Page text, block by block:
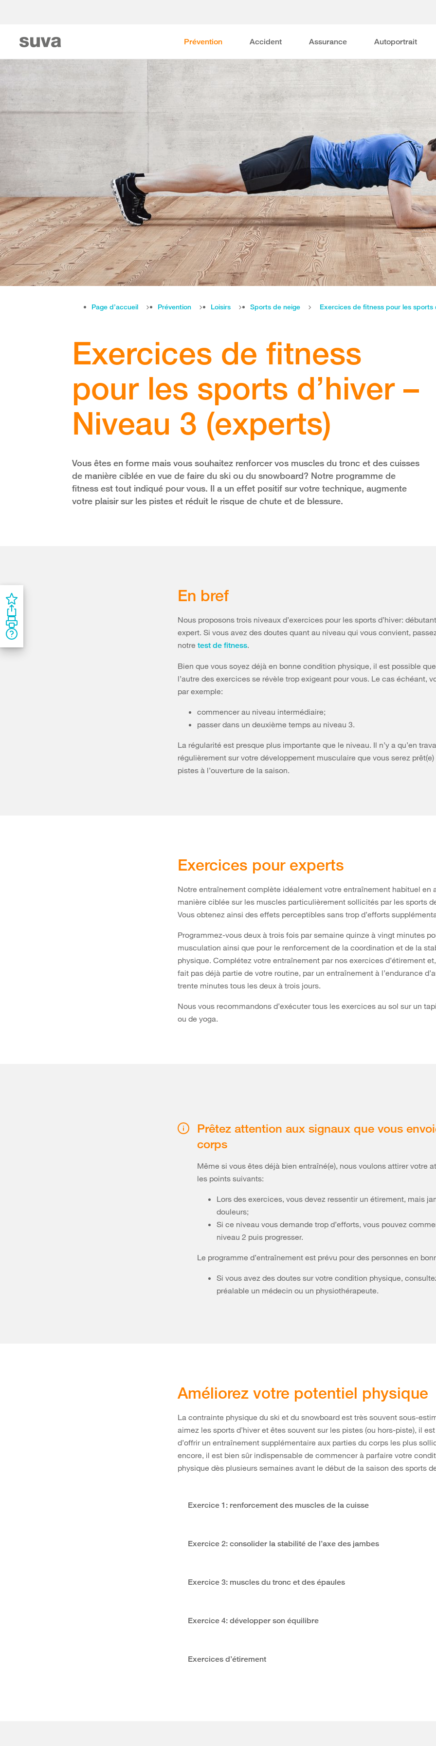
Prévention Accident Assurance Autoportrait
Page d’accueil Prévention Loisirs Sports de neige Exercices de fitness pour les sports
Exercices de fitness
pour les sports d’hiver –
Niveau 3 (experts)
Vous êtes en forme mais vous souhaitez renforcer vos muscles du tronc et des cuisses
de manière ciblée en vue de faire du ski ou du snowboard? Notre programme de
fitness est tout indiqué pour vous. Il a un effet positif sur votre technique, augmente
votre plaisir sur les pistes et réduit le risque de chute et de blessure.
En bref
Nous proposons trois niveaux d’exercices pour les sports d’hiver:
expert. Si vous avez des doutes quant au niveau qui vous convient,
notre test de fitness.
Bien que vous soyez déjà en bonne condition physique, il est possible que
l’autre des exercices se révèle trop exigeant pour vous. Le cas échéant,
par exemple:
commencer au niveau intermédiaire;
passer dans un deuxième temps au niveau 3.
La régularité est presque plus importante que le niveau. Il n’y a qu’en
régulièrement sur votre développement musculaire que vous serez
pistes à l’ouverture de la saison.
Exercices pour experts
Notre entraînement complète idéalement votre entraînement habituel en
manière ciblée sur les muscles particulièrement sollicités par les sports
Vous obtenez ainsi des effets perceptibles sans trop d’efforts
Programmez-vous deux à trois fois par semaine quinze à vingt minutes
musculation ainsi que pour le renforcement de la coordination et de la
physique. Complétez votre entraînement par nos exercices d’étirement
fait pas déjà partie de votre routine, par un entraînement à l’endurance
trente minutes tous les deux à trois jours.
Nous vous recommandons d’exécuter tous les exercices au sol sur un
ou de yoga.
Prêtez attention aux signaux que vous
corps
Même si vous êtes déjà bien entraîné(e), nous voulons attirer votre
les points suivants:
Lors des exercices, vous devez ressentir un étirement, mais
douleurs;
Si ce niveau vous demande trop d’efforts, vous pouvez
niveau 2 puis progresser.
Le programme d’entraînement est prévu pour des personnes en
Si vous avez des doutes sur votre condition physique,
préalable un médecin ou un physiothérapeute.
Améliorez votre potentiel physique
La contrainte physique du ski et du snowboard est très souvent sous-
aimez les sports d’hiver et êtes souvent sur les pistes (ou hors-piste), il
d’offrir un entraînement supplémentaire aux parties du corps les plus
encore, il est bien sûr indispensable de commencer à parfaire votre
physique dès plusieurs semaines avant le début de la saison des sports
Exercice 1: renforcement des muscles de la cuisse
Exercice 2: consolider la stabilité de l’axe des jambes
Exercice 3: muscles du tronc et des épaules
Exercice 4: développer son équilibre
Exercices d’étirement